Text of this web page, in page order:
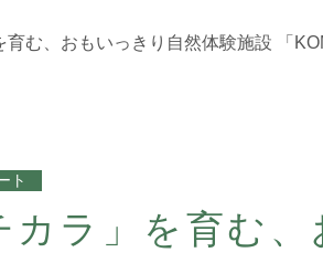
育む、おもいっきり自然体験施設 「
ト
カラ」を育む